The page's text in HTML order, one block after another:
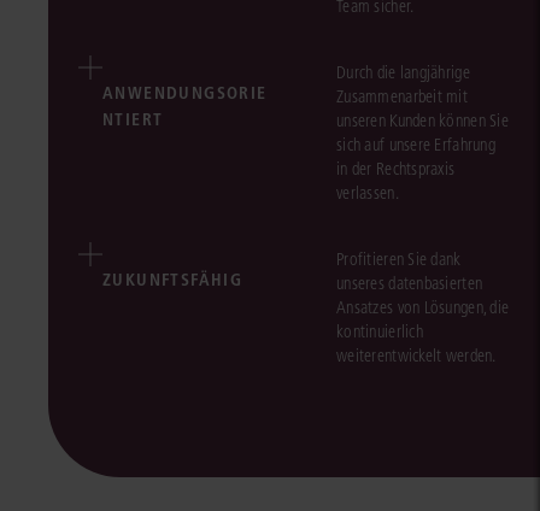
Team sicher.
ANWENDUNGSORIE
NTIERT
Durch die langjährige
Zusammenarbeit mit
unseren Kunden können Sie
sich auf unsere Erfahrung
in der Rechtspraxis
verlassen.
ZUKUNFTSFÄHIG
Profitieren Sie dank
unseres datenbasierten
Ansatzes von Lösungen, die
kontinuierlich
weiterentwickelt werden.